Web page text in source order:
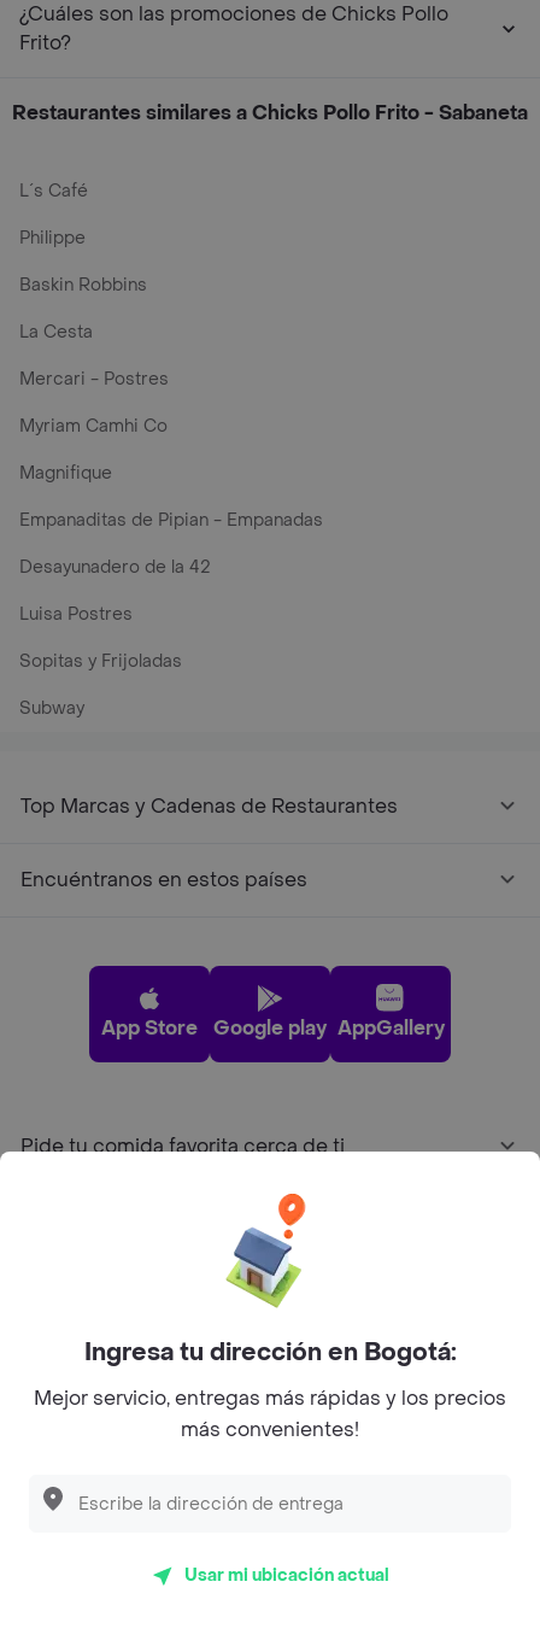
¿Cuáles son las promociones de Chicks Pollo
Frito?
Restaurantes similares a Chicks Pollo Frito - Sabaneta
L´s Café
Philippe
Baskin Robbins
La Cesta
Mercari - Postres
Myriam Camhi Co
Magnifique
Empanaditas de Pipian - Empanadas
Desayunadero de la 42
Luisa Postres
Sopitas y Frijoladas
Subway
Top Marcas y Cadenas de Restaurantes
Encuéntranos en estos países
App Store Google play AppGallery
Pide tu comida favorita cerca de ti
Sobre Rappi
Facebook
Twitter
Instagram
©2026Rappi Inc. All rights reserved.
Ingresa tu dirección en Bogotá:
Mejor servicio, entregas más rápidas y los precios
más convenientes!
Usar mi ubicación actual